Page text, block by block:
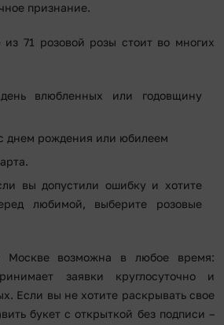
признание.
71 розовой розы стоит во многих
влюбленных или годовщину
днем рождения или юбилеем
вы допустили ошибку и хотите
любимой, выберите розовые
Москве возможна в любое время:
заявки круглосуточно и
Если вы не хотите раскрывать свое
букет с открыткой без подписи –